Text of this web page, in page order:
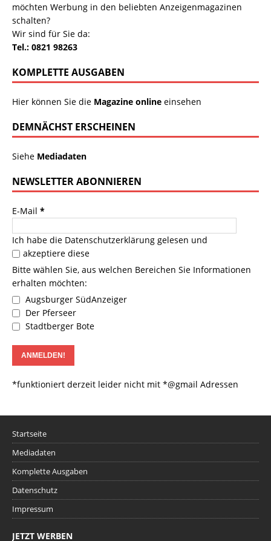
möchten Werbung in den beliebten Anzeigenmagazinen
schalten?
Wir sind für Sie da:
Tel.: 0821 98263
KOMPLETTE AUSGABEN
Hier können Sie die Magazine online einsehen
DEMNÄCHST ERSCHEINEN
Siehe Mediadaten
NEWSLETTER ABONNIEREN
E-Mail *
Ich habe die Datenschutzerklärung gelesen und
akzeptiere diese
Bitte wählen Sie, aus welchen Bereichen Sie Informationen
erhalten möchten:
Augsburger SüdAnzeiger
Der Pferseer
Stadtberger Bote
*funktioniert derzeit leider nicht mit *@gmail Adressen
Startseite
Mediadaten
Komplette Ausgaben
Datenschutz
Impressum
JETZT WERBEN